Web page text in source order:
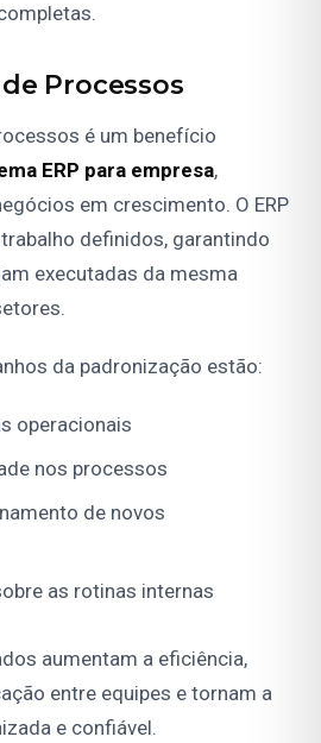
Processos
é um benefício
ERP para empresa,
em crescimento. O ERP
definidos, garantindo
executadas da mesma
da padronização estão:
operacionais
nos processos
de novos
as rotinas internas
aumentam a eficiência,
entre equipes e tornam a
e confiável.